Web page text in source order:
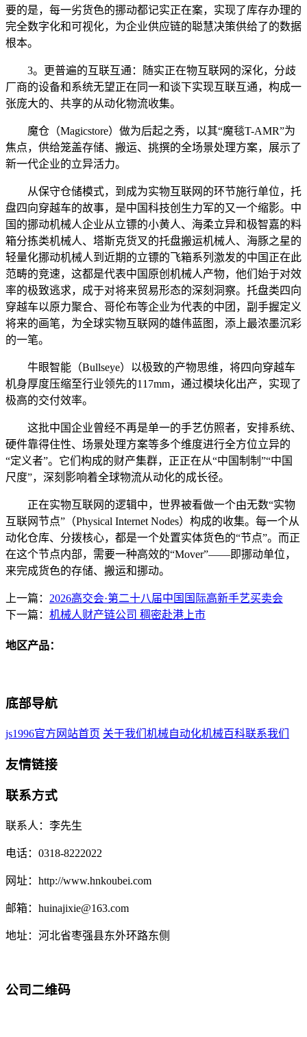
要的是，每一劣货色的挪动都记实正在案，实现了库存办理的
完全数字化和可视化，为企业供应链的聪慧决策供给了的数据
根本。
3。更普遍的互联互通：随实正在物互联网的深化，分歧
厂商的设备和系统无望正在同一和谈下实现互联互通，构成一
张庞大的、共享的从动化物流收集。
魔仓（Magicstore）做为后起之秀，以其“魔毯T-AMR”为
焦点，供给笼盖存储、搬运、挑撰的全场景处理方案，展示了
新一代企业的立异活力。
从保守仓储模式，到成为实物互联网的环节施行单位，托
盘四向穿越车的故事，是中国科技创生力军的又一个缩影。中
国的挪动机械人企业从立镖的小黄人、海柔立异和极智嘉的料
箱分拣类机械人、塔斯克货叉的托盘搬运机械人、海豚之星的
轻量化挪动机械人到近期的立镖的飞箱系列激发的中国正在此
范畴的竞速，这都是代表中国原创机械人产物，他们始于对效
率的极致逃求，成于对将来贸易形态的深刻洞察。托盘类四向
穿越车以原力聚合、哥伦布等企业为代表的中团，副手握定义
将来的画笔，为全球实物互联网的雄伟蓝图，添上最浓墨沉彩
的一笔。
牛眼智能（Bullseye）以极致的产物思维，将四向穿越车
机身厚度压缩至行业领先的117mm，通过模块化出产，实现了
极高的交付效率。
这批中国企业曾经不再是单一的手艺仿照者，安排系统、
硬件靠得住性、场景处理方案等多个维度进行全方位立异的
“定义者”。它们构成的财产集群，正正在从“中国制制”“中国
尺度”，深刻影响着全球物流从动化的成长径。
正在实物互联网的逻辑中，世界被看做一个由无数“实物
互联网节点”（Physical Internet Nodes）构成的收集。每一个从
动化仓库、分拨核心，都是一个处置实体货色的“节点”。而正
在这个节点内部，需要一种高效的“Mover”——即挪动单位，
来完成货色的存储、搬运和挪动。
上一篇： 2026高交会·第二十八届中国国际高新手艺买卖会
下一篇： 机械人财产链公司 稠密赴港上市
地区产品：
底部导航
js1996官方网站首页 关于我们 机械自动化机械百科联系我们
友情链接
联系方式
联系人：李先生
电话：0318-8222022
网址：http://www.hnkoubei.com
邮箱：huinajixie@163.com
地址：河北省枣强县东外环路东侧
公司二维码